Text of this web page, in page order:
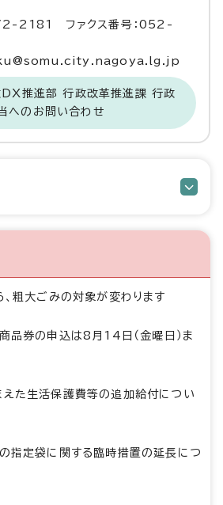
2181 ファクス番号：052-
推進部 行政改革推進課 行政
へのお問い合わせ
粗大ごみの対象が変わります
品券の申込は8月14日（金曜日）ま
た生活保護費等の追加給付につい
指定袋に関する臨時措置の延長につ